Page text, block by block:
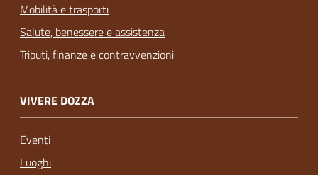
Mobilità e trasporti
Salute, benessere e assistenza
Tributi, finanze e contravvenzioni
VIVERE DOZZA
Eventi
Luoghi